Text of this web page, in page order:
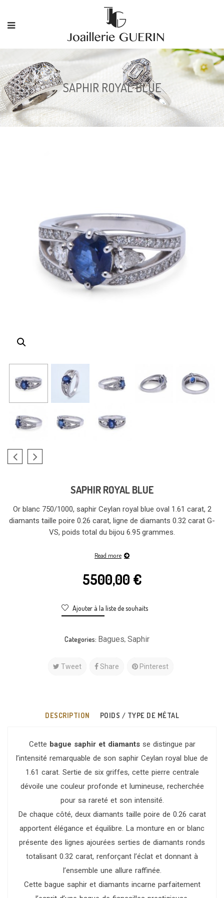
SAPHIR ROYAL BLUE
SAPHIR ROYAL BLUE
Or blanc 750/1000, saphir Ceylan royal blue oval 1.61 carat, 2
diamants taille poire 0.26 carat, ligne de diamants 0.32 carat G-
VS, poids total du bijou 6.95 grammes.
Read more
5500,00 €
Ajouter à la liste de souhaits
Categories: Bagues, Saphir
Tweet Share Pinterest
DESCRIPTION POIDS / TYPE DE MÉTAL
Cette bague saphir et diamantsse distingue par
l’intensité remarquable de son saphir Ceylan royal blue de
1.61 carat. Sertie de six griffes, cette pierre centrale
dévoile une couleur profonde et lumineuse, recherchée
pour sa rareté et son intensité.
De chaque côté, deux diamants taille poire de 0.26 carat
apportent élégance et équilibre. La monture en or blanc
présente des lignes ajourées serties de diamants ronds
totalisant 0.32 carat, renforçant l’éclat et donnant à
l’ensemble une allure raffinée.
Cette bague saphir et diamants incarne parfaitement